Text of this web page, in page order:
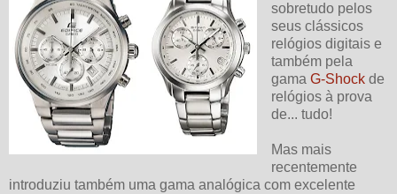
sobretudo pelos
seus clássicos
relógios digitais e
também pela
gama G-Shock de
relógios à prova
de... tudo!
Mas mais
recentemente
introduziu também uma gama analógica com excelente